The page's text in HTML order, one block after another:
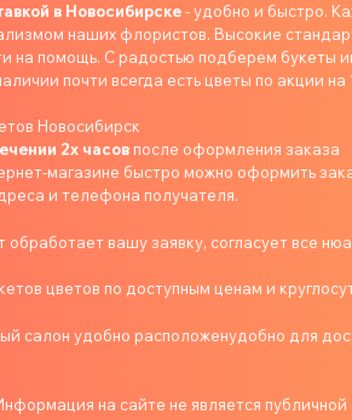
в Новосибирске- удобно и быстро.
наших флористов. Высокие
на помощь. С радостью подберем букеты
почти всегда есть цветы по акции на
Новосибирск
2х часов после оформления заказа
магазине быстро можно оформить
и телефона получателя.
вашу заявку, согласует все
цветов по доступным ценам и
салон удобно расположенудобно для
на сайте не является